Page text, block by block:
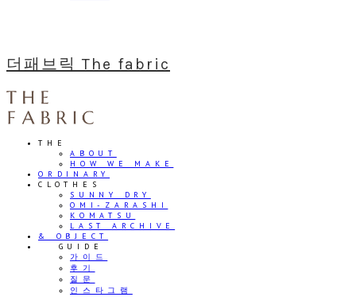
더패브릭 The fabric
THE
ABOUT
HOW WE MAKE
ORDINARY
CLOTHES
SUNNY DRY
OMI-ZARASHI
KOMATSU
LAST ARCHIVE
& OBJECT
⠀⠀GUIDE
가이드
후기
질문
인스타그램